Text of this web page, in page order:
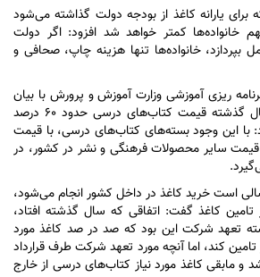
برای یارانه کاغذ از بودجه دولت گذاشته می‌شود
خانواده‌ها کمتر خواهد شد افزود: اگر دولت
بپردازد، خانواده‌ها تنها هزینه چاپ، صحافی و
ریزی آموزشی وزارت آموزش و پرورش با بیان
اینکه امسال نسبت به سال گذشته قیمت کتاب‌های درسی حدود ۶۰ درصد
با این وجود بسته‌های کتاب‌های درسی، با قیمت
قیمت سایر محصولات فرهنگی و نشر در کشور، در
است خرید کاغذ در داخل کشور انجام می‌شود،
کاغذ گفت: اتفاقی که سال گذشته افتاد،
تعهد شرکت این بود که صد در صد کاغذ مورد
کند، اما آنچه مورد تعهد شرکت طرف قرارداد
و مابقی کاغذ مورد نیاز کتاب‌های درسی از خارج